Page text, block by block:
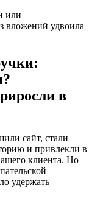
в
сайт, стали
и привлекли в
клиента. Но
удержать